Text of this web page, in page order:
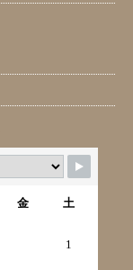
金 土
1